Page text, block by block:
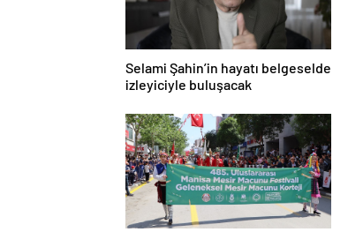
Selami Şahin’in hayatı belgeselde
izleyiciyle buluşacak